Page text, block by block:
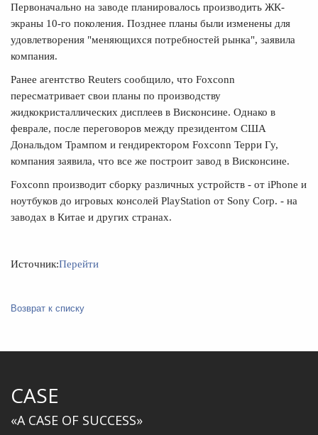
Первоначально на заводе планировалось производить ЖК-
экраны 10-го поколения. Позднее планы были изменены для
удовлетворения "меняющихся потребностей рынка", заявила
компания.
Ранее агентство Reuters сообщило, что Foxconn
пересматривает свои планы по производству
жидкокристаллических дисплеев в Висконсине. Однако в
феврале, после переговоров между президентом США
Дональдом Трампом и гендиректором Foxconn Терри Гу,
компания заявила, что все же построит завод в Висконсине.
Foxconn производит сборку различных устройств - от iPhone и
ноутбуков до игровых консолей PlayStation от Sony Corp. - на
заводах в Китае и других странах.
Источник:Перейти
Возврат к списку
CASE
«A CASE OF SUCCESS»